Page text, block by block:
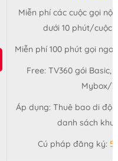
Miễn phí các cuộc gọi
dưới 10 phút/cuộc
Miễn phí 100 phút gọi
Free: TV360 gói Basic,
Mybox/
Áp dụng: Thuê bao di
danh sách
Cú pháp đăng ký: